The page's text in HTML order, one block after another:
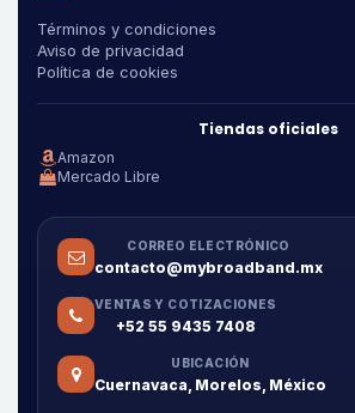
Términos y condiciones
Aviso de privacidad
Política de cookies
Tiendas oficiales
Amazon
Mercado Libre
CORREO ELECTRÓNICO
contacto@mybroadband.mx
VENTAS Y COTIZACIONES
+52 55 9435 7408
UBICACIÓN
Cuernavaca, Morelos, México